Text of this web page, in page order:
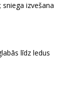
izvešana
līdz ledus